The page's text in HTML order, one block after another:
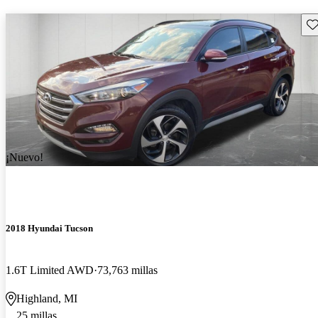
¡Nuevo!
2018 Hyundai Tucson
1.6T Limited AWD 73,763 millas
Highland, MI